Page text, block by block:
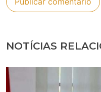
NOTÍCIAS